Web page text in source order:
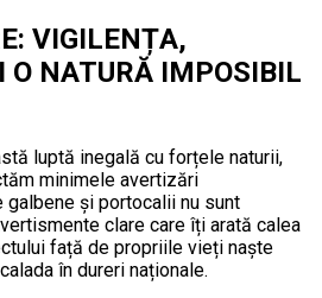
VIGILENȚA,
O NATURĂ IMPOSIBIL
luptă inegală cu forțele naturii,
minimele avertizări
și portocalii nu sunt
clare care îți arată calea
față de propriile vieți naște
în dureri naționale.